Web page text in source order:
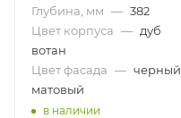
Глубина, мм — 382
Цвет корпуса — дуб
вотан
Цвет фасада — черный
матовый
в наличии